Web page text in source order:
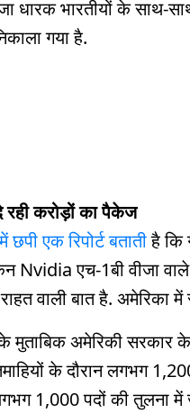
धारक भारतीयों के साथ-
गया है.
करोड़ों का पैकेज
छपी एक रिपोर्ट बतातीहै कि
Nvidia एच-1बी वीजा
वाली बात है. अमेरिका
मुताबिक अमेरिकी सरकार
के दौरान लगभग
1,000 पदों की तुलना में